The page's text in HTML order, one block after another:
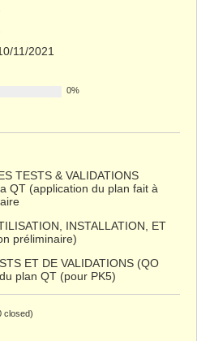
11/2021
0%
TESTS & VALIDATIONS
QT (application du plan fait à
INSTALLATION, ET
préliminaire)
ET DE VALIDATIONS (QO
plan QT (pour PK5)
closed)